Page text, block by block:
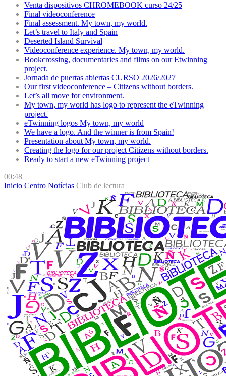
Venta dispositivos CHROMEBOOK curso 24/25
Final videoconference
Final assessment. My town, my world.
Let’s travel to Italy and Spain
Deserted Island Survival
Videoconference experience. My town, my world.
Bookcrossing, documentaries and films on our Etwinning
project.
Jornada de puertas abiertas CURSO 2026/2027
Our first videoconference – Citizens without borders.
Let’s all move for environment.
My town, my world has logo to represent the eTwinning
project.
eTwinning logos My town, my world
We have a logo. And the winner is from Spain!
Presentation about My town, my world.
Creating the logo for our project Citizens without borders.
Ready to start a new eTwinning project
00:48
Inicio Centro Notícias Club de lectura